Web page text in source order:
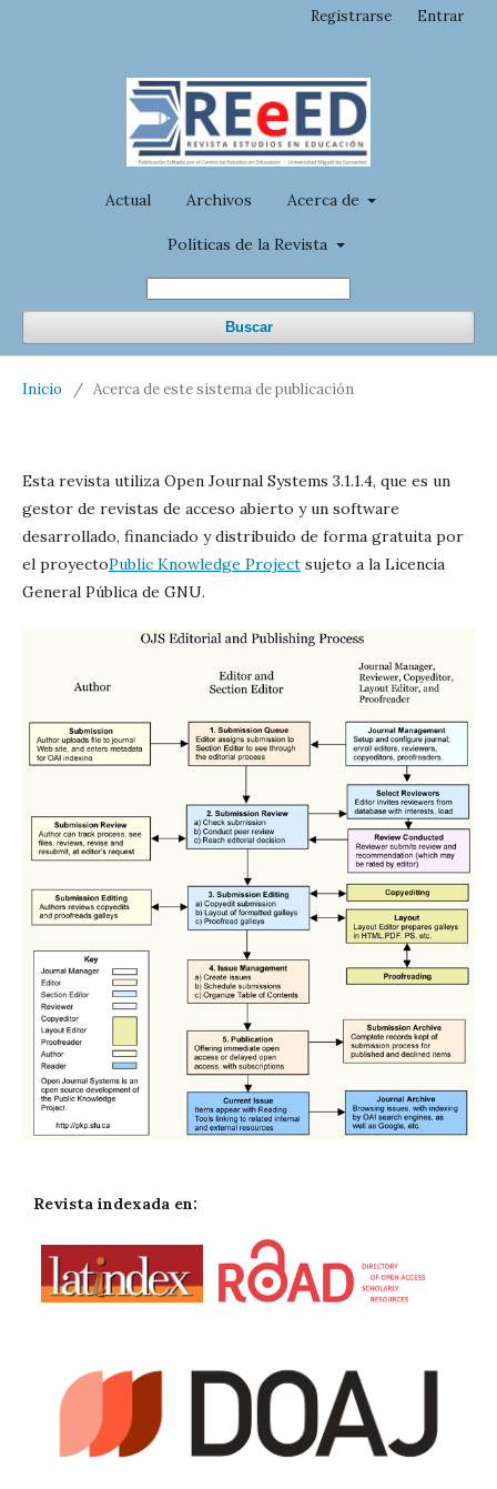
Actual Archivos Acerca de
Políticas de la Revista
Buscar
Registrarse Entrar
Inicio / Acerca de este sistema de publicación
Esta revista utiliza Open Journal Systems 3.1.1.4, que es un
gestor de revistas de acceso abierto y un software
desarrollado, financiado y distribuido de forma gratuita por
el proyectoPublic Knowledge Project sujeto a la Licencia
General Pública de GNU.
Revista indexada en: